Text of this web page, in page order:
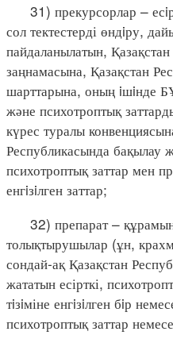
31) прекурсорлар –
сол тектестерді өндiру,
пайдаланылатын,
заңнамасына, Қазақстан
шарттарына, оның iшiнде
және психотроптық
күрес туралы
Республикасында бақылау
психотроптық заттар мен
енгiзiлген заттар;
32) препарат –
толықтырушылар (ұн,
сондай-ақ Қазақстан
жататын есірткі,
тiзiміне енгiзiлген бiр
психотроптық заттар